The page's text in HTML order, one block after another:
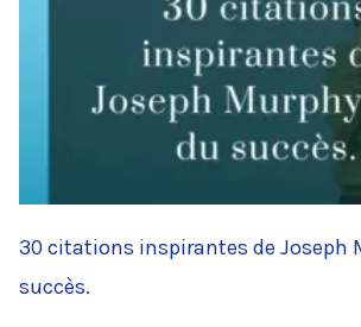
30 citations inspirantes de Joseph
succès.